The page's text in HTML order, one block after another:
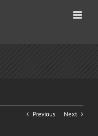
Previous Next